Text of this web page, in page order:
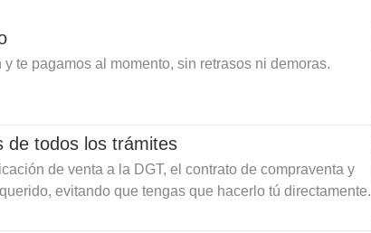
te pagamos al momento, sin retrasos ni demoras.
de todos los trámites
de venta a la DGT, el contrato de compraventa y
evitando que tengas que hacerlo tú directamente.